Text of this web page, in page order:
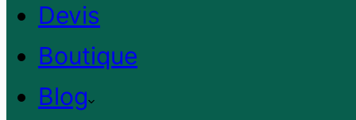
Devis
Boutique
Blog